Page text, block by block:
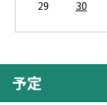
29
30
予定